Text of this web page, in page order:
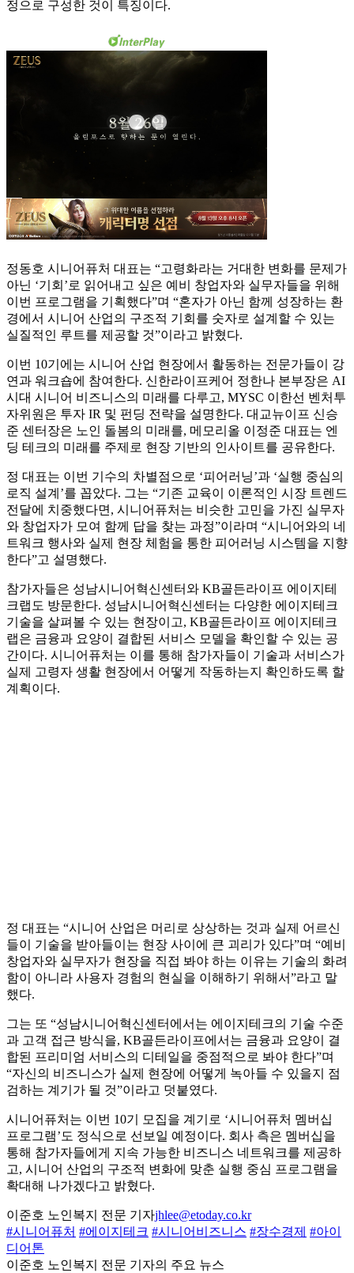
정으로 구성한 것이 특징이다.
정동호 시니어퓨처 대표는 “고령화라는 거대한 변화를 문제가
아닌 ‘기회’로 읽어내고 싶은 예비 창업자와 실무자들을 위해
이번 프로그램을 기획했다”며 “혼자가 아닌 함께 성장하는 환
경에서 시니어 산업의 구조적 기회를 숫자로 설계할 수 있는
실질적인 루트를 제공할 것”이라고 밝혔다.
이번 10기에는 시니어 산업 현장에서 활동하는 전문가들이 강
연과 워크숍에 참여한다. 신한라이프케어 정한나 본부장은 AI
시대 시니어 비즈니스의 미래를 다루고, MYSC 이한선 벤처투
자위원은 투자 IR 및 펀딩 전략을 설명한다. 대교뉴이프 신승
준 센터장은 노인 돌봄의 미래를, 메모리올 이정준 대표는 엔
딩 테크의 미래를 주제로 현장 기반의 인사이트를 공유한다.
정 대표는 이번 기수의 차별점으로 ‘피어러닝’과 ‘실행 중심의
로직 설계’를 꼽았다. 그는 “기존 교육이 이론적인 시장 트렌드
전달에 치중했다면, 시니어퓨처는 비슷한 고민을 가진 실무자
와 창업자가 모여 함께 답을 찾는 과정”이라며 “시니어와의 네
트워크 행사와 실제 현장 체험을 통한 피어러닝 시스템을 지향
한다”고 설명했다.
참가자들은 성남시니어혁신센터와 KB골든라이프 에이지테
크랩도 방문한다. 성남시니어혁신센터는 다양한 에이지테크
기술을 살펴볼 수 있는 현장이고, KB골든라이프 에이지테크
랩은 금융과 요양이 결합된 서비스 모델을 확인할 수 있는 공
간이다. 시니어퓨처는 이를 통해 참가자들이 기술과 서비스가
실제 고령자 생활 현장에서 어떻게 작동하는지 확인하도록 할
계획이다.
정 대표는 “시니어 산업은 머리로 상상하는 것과 실제 어르신
들이 기술을 받아들이는 현장 사이에 큰 괴리가 있다”며 “예비
창업자와 실무자가 현장을 직접 봐야 하는 이유는 기술의 화려
함이 아니라 사용자 경험의 현실을 이해하기 위해서”라고 말
했다.
그는 또 “성남시니어혁신센터에서는 에이지테크의 기술 수준
과 고객 접근 방식을, KB골든라이프에서는 금융과 요양이 결
합된 프리미엄 서비스의 디테일을 중점적으로 봐야 한다”며
“자신의 비즈니스가 실제 현장에 어떻게 녹아들 수 있을지 점
검하는 계기가 될 것”이라고 덧붙였다.
시니어퓨처는 이번 10기 모집을 계기로 ‘시니어퓨처 멤버십
프로그램’도 정식으로 선보일 예정이다. 회사 측은 멤버십을
통해 참가자들에게 지속 가능한 비즈니스 네트워크를 제공하
고, 시니어 산업의 구조적 변화에 맞춘 실행 중심 프로그램을
확대해 나가겠다고 밝혔다.
이준호 노인복지 전문 기자jhlee@etoday.co.kr
#시니어퓨처 #에이지테크 #시니어비즈니스 #장수경제 #아이
디어톤
이준호 노인복지 전문 기자의 주요 뉴스